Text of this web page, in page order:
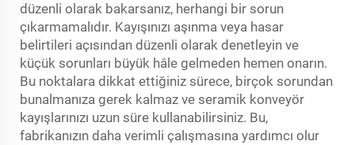
düzenli olarak bakarsanız, herhangi bir sorun
çıkarmamalıdır. Kayışınızı aşınma veya hasar
belirtileri açısından düzenli olarak denetleyin ve
küçük sorunları büyük hâle gelmeden hemen onarın.
Bu noktalara dikkat ettiğiniz sürece, birçok sorundan
bunalmanıza gerek kalmaz ve seramik konveyör
kayışlarınızı uzun süre kullanabilirsiniz. Bu,
fabrikanızın daha verimli çalışmasına yardımcı olur